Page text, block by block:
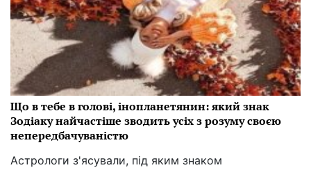
Що в тебе в голові, інопланетянин: який знак
Зодіаку найчастіше зводить усіх з розуму своєю
непередбачуваністю
Астрологи з'ясували, під яким знаком